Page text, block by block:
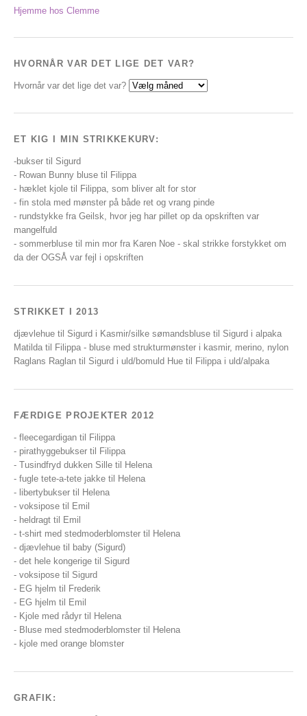
Hjemme hos Clemme
HVORNÅR VAR DET LIGE DET VAR?
Hvornår var det lige det var?
ET KIG I MIN STRIKKEKURV:
-bukser til Sigurd
- Rowan Bunny bluse til Filippa
- hæklet kjole til Filippa, som bliver alt for stor
- fin stola med mønster på både ret og vrang pinde
- rundstykke fra Geilsk, hvor jeg har pillet op da opskriften var
mangelfuld
- sommerbluse til min mor fra Karen Noe - skal strikke forstykket om
da der OGSÅ var fejl i opskriften
STRIKKET I 2013
djævlehue til Sigurd i Kasmir/silke sømandsbluse til Sigurd i alpaka
Matilda til Filippa - bluse med strukturmønster i kasmir, merino, nylon
Raglans Raglan til Sigurd i uld/bomuld Hue til Filippa i uld/alpaka
FÆRDIGE PROJEKTER 2012
- fleecegardigan til Filippa
- pirathyggebukser til Filippa
- Tusindfryd dukken Sille til Helena
- fugle tete-a-tete jakke til Helena
- libertybukser til Helena
- voksipose til Emil
- heldragt til Emil
- t-shirt med stedmoderblomster til Helena
- djævlehue til baby (Sigurd)
- det hele kongerige til Sigurd
- voksipose til Sigurd
- EG hjelm til Frederik
- EG hjelm til Emil
- Kjole med rådyr til Helena
- Bluse med stedmoderblomster til Helena
- kjole med orange blomster
GRAFIK: